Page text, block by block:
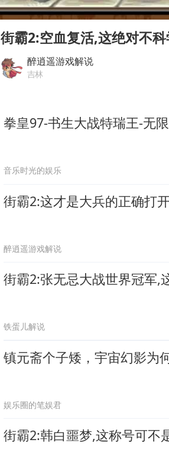
中方回应是否
奋进开新局 实干
Play
00:00
街霸2:空血复活,这绝对不
醉逍遥游戏解说
吉林
拳皇97-书生大战特瑞王-无
音乐时光的娱乐
街霸2:这才是大兵的正确打
醉逍遥游戏解说
街霸2:张无忌大战世界冠军,
铁蛋儿解说
镇元斋个子矮，宇宙幻影为
娱乐圈的笔娱君
街霸2:韩白噩梦,这称号可不